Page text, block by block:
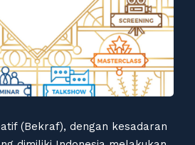
(Bekraf), dengan kesadaran